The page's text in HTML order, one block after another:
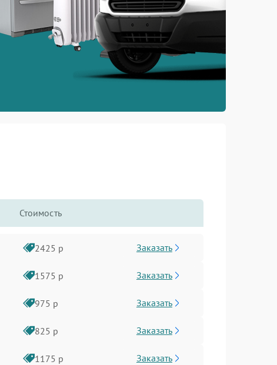
Стоимость
2425 р Заказать
1575 р Заказать
975 р Заказать
825 р Заказать
1175 р Заказать